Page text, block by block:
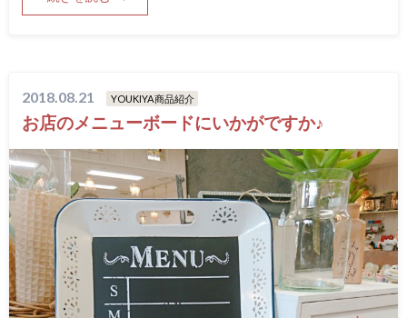
2018.08.21 YOUKIYA商品紹介
お店のメニューボードにいかがですか♪